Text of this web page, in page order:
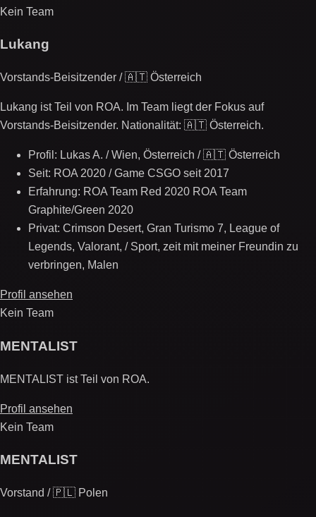
Kein Team
Lukang
Vorstands-Beisitzender / 🇦🇹 Österreich
Lukang ist Teil von ROA. Im Team liegt der Fokus auf
Vorstands-Beisitzender. Nationalität: 🇦🇹 Österreich.
Profil: Lukas A. / Wien, Österreich / 🇦🇹 Österreich
Seit: ROA 2020 / Game CSGO seit 2017
Erfahrung: ROA Team Red 2020 ROA Team
Graphite/Green 2020
Privat: Crimson Desert, Gran Turismo 7, League of
Legends, Valorant, / Sport, zeit mit meiner Freundin zu
verbringen, Malen
Profil ansehen
Kein Team
MENTALIST
MENTALIST ist Teil von ROA.
Profil ansehen
Kein Team
MENTALIST
Vorstand / 🇵🇱 Polen